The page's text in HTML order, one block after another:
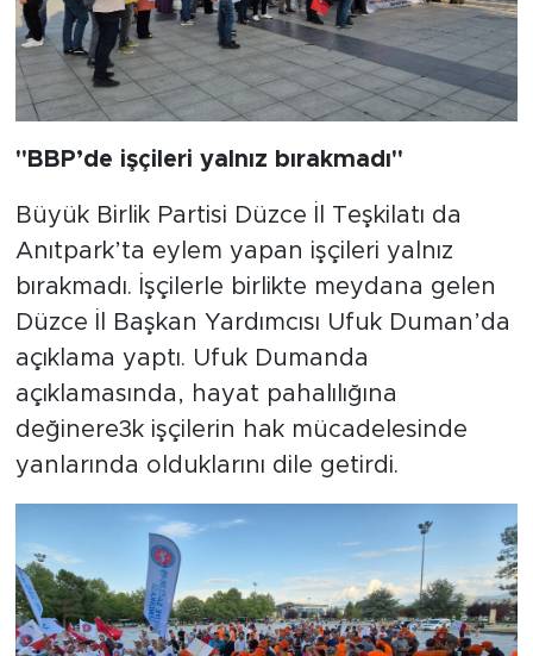
''BBP’de işçileri yalnız bırakmadı''
Büyük Birlik Partisi Düzce İl Teşkilatı da
Anıtpark’ta eylem yapan işçileri yalnız
bırakmadı. İşçilerle birlikte meydana gelen
Düzce İl Başkan Yardımcısı Ufuk Duman’da
açıklama yaptı. Ufuk Dumanda
açıklamasında, hayat pahalılığına
değinere3k işçilerin hak mücadelesinde
yanlarında olduklarını dile getirdi.